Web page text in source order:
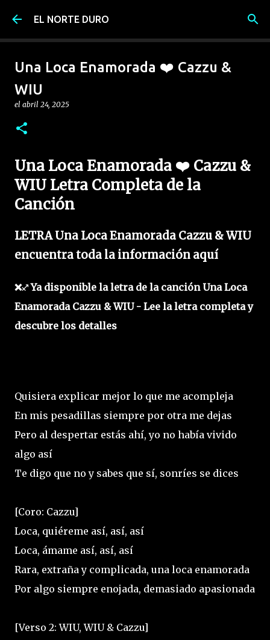
Ir al contenido principal
EL NORTE DURO
Una Loca Enamorada ❤️ Cazzu &
WIU
el abril 24, 2025
Una Loca Enamorada ❤️ Cazzu &
WIU Letra Completa de la
Canción
LETRA Una Loca Enamorada Cazzu & WIU
encuentra toda la información aquí
❌♐ Ya disponible la letra de la canción Una Loca
Enamorada Cazzu & WIU - Lee la letra completa y
descubre los detalles
Quisiera explicar mejor lo que me acompleja
En mis pesadillas siempre por otra me dejas
Pero al despertar estás ahí, yo no había vivido
algo así
Te digo que no y sabes que sí, sonríes se dices
[Coro: Cazzu]
Loca, quiéreme así, así, así
Loca, ámame así, así, así
Rara, extraña y complicada, una loca enamorada
Por algo siempre enojada, demasiado apasionada
[Verso 2: WIU, WIU & Cazzu]